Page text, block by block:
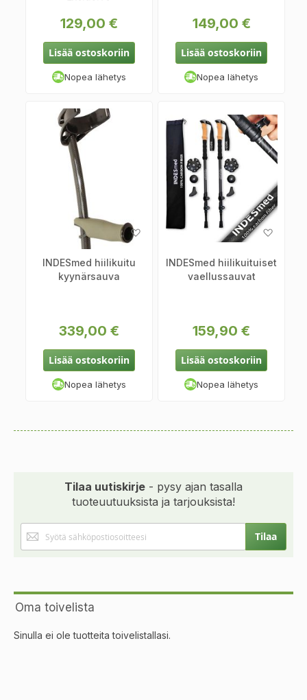
129,00 €
Lisää ostoskoriin
Nopea lähetys
149,00 €
Lisää ostoskoriin
Nopea lähetys
Lisää
INDESmed hiilikuitu
kyynärsauva
339,00 €
Lisää ostoskoriin
Nopea lähetys
INDESmed hiilikuituiset
vaellussauvat
159,90 €
Lisää ostoskoriin
Nopea lähetys
Tilaa uutiskirje - pysy ajan tasalla
tuoteuutuuksista ja tarjouksista!
uutiskirjeemme:
Tilaa
Oma toivelista
Sinulla ei ole tuotteita toivelistallasi.